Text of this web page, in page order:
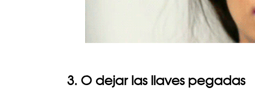
3. O dejar las llaves pegadas